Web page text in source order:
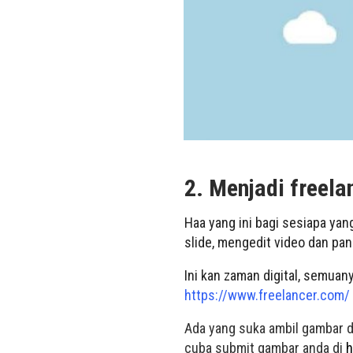
2. Menjadi
Haa yang ini bagi sesiapa
slide, mengedit video dan
Ini kan zaman digital,
https://www.freelancer.com/
Ada yang suka ambil gambar
cuba submit gambar anda di